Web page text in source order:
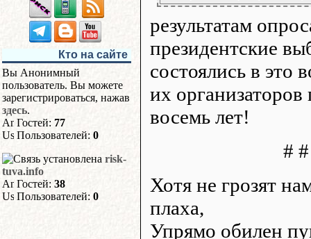
Кто на сайте
Вы Анонимный
пользователь. Вы можете
зарегистрироваться, нажав
здесь.
Гостей: 77
Пользователей: 0
risk-
tuva.info
Гостей: 38
Пользователей: 0
результатам
президентские
состоялись в это
их
восемь лет!
#
Хотя не грозят
плаха,
Упрямо обилен